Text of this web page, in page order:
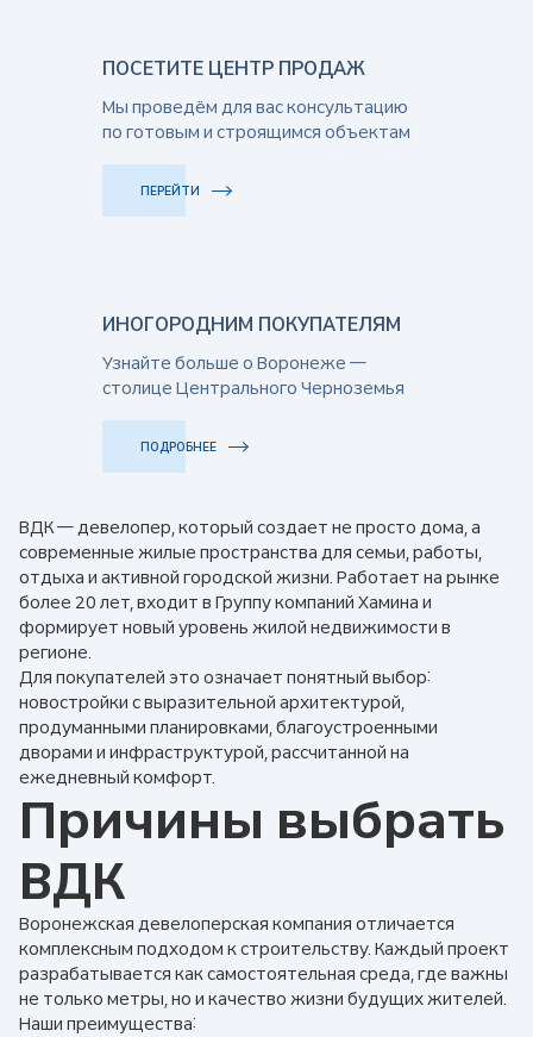
ПОСЕТИТЕ ЦЕНТР ПРОДАЖ
Мы проведём для вас консультацию
по готовым и строящимся объектам
ПЕРЕЙТИ
ИНОГОРОДНИМ ПОКУПАТЕЛЯМ
Узнайте больше о Воронеже —
столице Центрального Черноземья
ПОДРОБНЕЕ
ВДК — девелопер, который создает не просто дома, а
современные жилые пространства для семьи, работы,
отдыха и активной городской жизни. Работает на рынке
более 20 лет, входит в Группу компаний Хамина и
формирует новый уровень жилой недвижимости в
регионе.
Для покупателей это означает понятный выбор:
новостройки с выразительной архитектурой,
продуманными планировками, благоустроенными
дворами и инфраструктурой, рассчитанной на
ежедневный комфорт.
Причины выбрать
ВДК
Воронежская девелоперская компания отличается
комплексным подходом к строительству. Каждый проект
разрабатывается как самостоятельная среда, где важны
не только метры, но и качество жизни будущих жителей.
Наши преимущества: